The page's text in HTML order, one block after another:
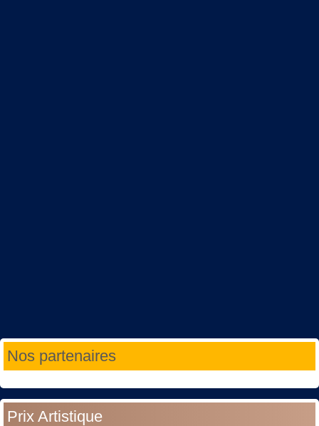
Nos partenaires
Prix Artistique
Année
précédente
Mois
précédent
Année
suivante
Mois
suivant